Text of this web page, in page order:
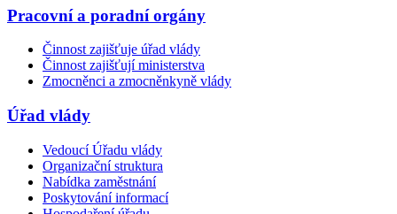
Pracovní a poradní orgány
Činnost zajišťuje úřad vlády
Činnost zajišťují ministerstva
Zmocněnci a zmocněnkyně vlády
Úřad vlády
Vedoucí Úřadu vlády
Organizační struktura
Nabídka zaměstnání
Poskytování informací